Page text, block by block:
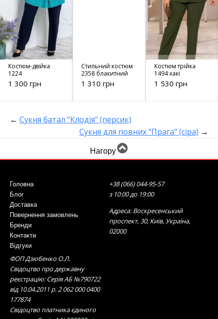
Костюм-двійка
1224
1 300 грн
Стильний костюм
2358 блакитний
1 310 грн
Костюм трійка
1494 хакі
1 530 грн
← Сукня батал "Клодія" (персик)
Сукня для повних "Прага" (сіра) →
Нагору
Головна
Блог
Доставка
Повернення замовлень
Бренди
Контакти
Відгуки
+38 (066) 044-95-57
з 10:00 до 19:00
Адреса: Воскресенський
проспект, 30, Київ, Україна,
02000
ФОП Дзюбенко О.Л.
Свідоцтво про державну
реєстрацію: Серія АБ №790722
від 10.04.2011 р. 2 062 000 0400
177874
Свідоцтво платника єдиного